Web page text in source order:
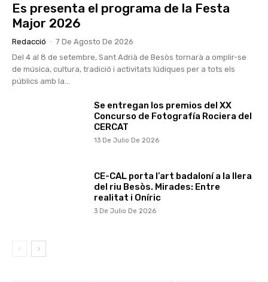
Es presenta el programa de la Festa
Major 2026
Redacció - 7 De Agosto De 2026
Del 4 al 8 de setembre, Sant Adrià de Besòs tornarà a omplir-se
de música, cultura, tradició i activitats lúdiques per a tots els
públics amb la...
Se entregan los premios del XX
Concurso de Fotografía Rociera del
CERCAT
13 De Julio De 2026
CE-CAL porta l’art badaloní a la llera
del riu Besòs. Mirades: Entre
realitat i Oníric
3 De Julio De 2026